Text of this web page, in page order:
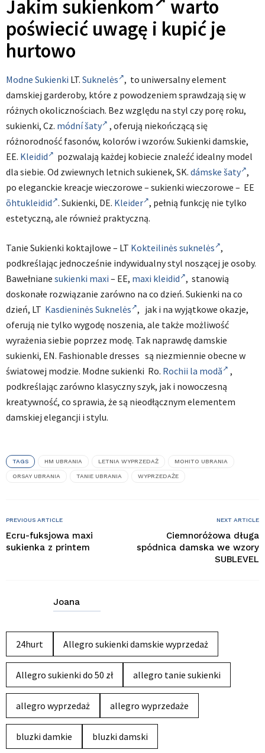
Jakim sukienkom
warto
poświecić uwagę i kupić je
hurtowo
Modne Sukienki LT. Suknelės , to uniwersalny element
damskiej garderoby, które z powodzeniem sprawdzają się w
różnych okolicznościach. Bez względu na styl czy porę roku,
sukienki, Cz. módní šaty
, oferują niekończącą się
różnorodność fasonów, kolorów i wzorów. Sukienki damskie,
EE. Kleidid
pozwalają każdej kobiecie znaleźć idealny model
dla siebie. Od zwiewnych letnich sukienek, SK. dámske šaty ,
po eleganckie kreacje wieczorowe – sukienki wieczorowe – EE
õhtukleidid . Sukienki, DE. Kleider , pełnią funkcję nie tylko
estetyczną, ale również praktyczną.
Tanie Sukienki koktajlowe – LT Kokteilinės suknelės ,
podkreślając jednocześnie indywidualny styl noszącej je osoby.
Bawełniane sukienki maxi – EE, maxi kleidid , stanowią
doskonałe rozwiązanie zarówno na co dzień. Sukienki na co
dzień, LT Kasdieninės Suknelės , jak i na wyjątkowe okazje,
oferują nie tylko wygodę noszenia, ale także możliwość
wyrażenia siebie poprzez modę. Tak naprawdę damskie
sukienki, EN. Fashionable dresses są niezmiennie obecne w
światowej modzie. Modne sukienki Ro. Rochii la modă
,
podkreślając zarówno klasyczny szyk, jak i nowoczesną
kreatywność, co sprawia, że są nieodłącznym elementem
damskiej elegancji i stylu.
TAGS HM UBRANIA LETNIA WYPRZEDAŻ MOHITO UBRANIA
ORSAY UBRANIA TANIE UBRANIA WYPRZEDAŻE
PREVIOUS ARTICLE
Ecru-fuksjowa maxi
sukienka z printem
NEXT ARTICLE
Ciemnoróżowa długa
spódnica damska we wzory
SUBLEVEL
Joana
24hurt Allegro sukienki damskie wyprzedaż
Allegro sukienki do 50 zł allegro tanie sukienki
allegro wyprzedaż allegro wyprzedaże
bluzki damkie bluzki damski